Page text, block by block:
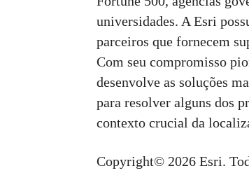
universidades. A Esri
parceiros que fornecem
Com seu compromisso
desenvolve as soluções
para resolver alguns dos
contexto crucial da
Copyright© 2026 Esri.